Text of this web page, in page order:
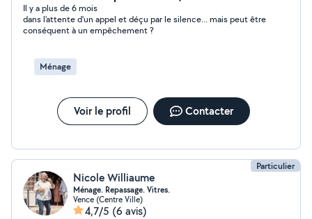
et j'ai travaillée pendant une saison pour du ménage
dans des villas . Je recherche un complément de salaire
aide à la personne ( personnes âgées , personnes en
bien faire du ménage .
Il y a plus de 6 mois
dans l'attente d'un appel et déçu par le silence... mais peut être
conséquent à un empêchement ?
Ménage
Voir le profil Contacter
Particulier
Nicole Williaume
Ménage. Repassage. Vitres.
Vence (Centre Ville)
4,7/5 (6 avis)